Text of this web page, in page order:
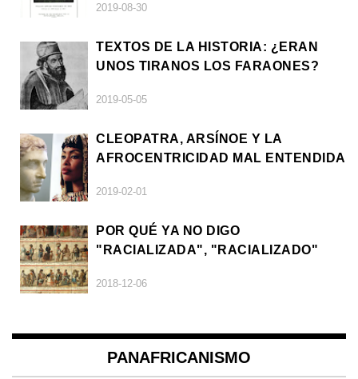
2019-08-30
TEXTOS DE LA HISTORIA: ¿ERAN
UNOS TIRANOS LOS FARAONES?
2019-05-05
CLEOPATRA, ARSÍNOE Y LA
AFROCENTRICIDAD MAL ENTENDIDA
2019-02-01
POR QUÉ YA NO DIGO
"RACIALIZADA", "RACIALIZADO"
2018-12-06
PANAFRICANISMO